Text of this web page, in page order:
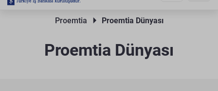
Proemtia Proemtia Dünyası
Proemtia Dünyası